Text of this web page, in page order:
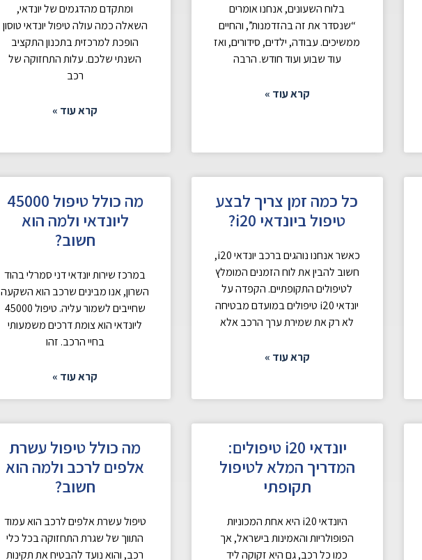
בלוח השעונים, אנחנו אומרים
“שנסדר את זה בהזדמנות”, והחיים
ממשיכים. עבודה, ילדים, סידורים, ואז
עוד שבוע ועוד חודש. הרבה
קרא עוד »
ומתקדם מהדגמים של יונדאי,
השאלה כמה עולה טיפול יונדאי טוסון
הופכת למרכזית בתכנון התקציב
השנתי שלכם. עלות התחזוקה של
רכב
קרא עוד »
כל כמה זמן צריך לבצע
טיפול ביונדאי i20?
כאשר אנחנו נוהגים ברכב יונדאי i20,
חשוב להבין את לוח הזמנים המומלץ
לטיפולים התקופתיים. הקפדה על
יונדאי i20 טיפולים במועדם מבטיחה
לא רק את שמירת ערך הרכב אלא
קרא עוד »
מה כולל טיפול 45000
ליונדאי ולמה הוא
חשוב?
במרכז שירות יונדאי דני סמרלי בהוד
השרון, אנו מבינים שרכב הוא השקעה
שחייבים לשמור עליה. טיפול 45000
ליונדאי הוא צומת דרכים משמעותי
בחיי הרכב. זהו
קרא עוד »
יונדאי i20 טיפולים:
המדריך המלא לטיפול
תקופתי
היונדאי i20 היא אחת המכוניות
הפופולריות והאמינות בישראל, אך
כמו כל רכב, גם היא זקוקה ליד
מה כולל טיפול עשרת
אלפים לרכב ולמה הוא
חשוב?
טיפול עשרת אלפים לרכב הוא עמוד
התווך של שגרת התחזוקה בכל כלי
רכב, והוא נועד להבטיח את תקינות